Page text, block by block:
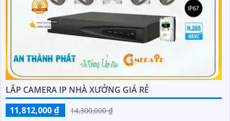
LẮP CAMERA IP NHÀ XƯỞNG GIÁ RẺ
11,812,000 ₫
14,300,000 ₫